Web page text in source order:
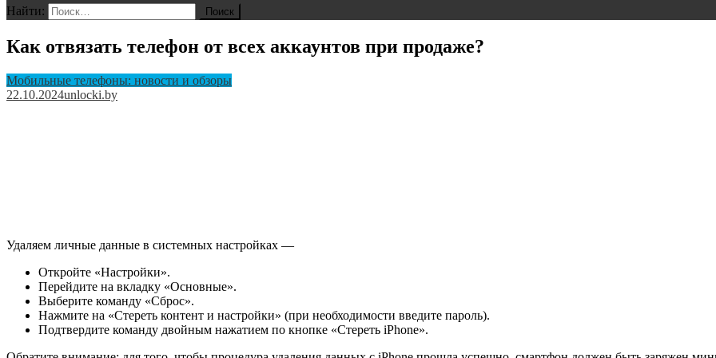
Найти:
Как отвязать телефон от всех аккаунтов при продаже?
Мобильные телефоны: новости и обзоры
22.10.2024unlocki.by
Удаляем личные данные в системных настройках —
Откройте «Настройки».
Перейдите на вкладку «Основные».
Выберите команду «Сброс».
Нажмите на «Стереть контент и настройки» (при необходимости введите пароль).
Подтвердите команду двойным нажатием по кнопке «Стереть iPhone».